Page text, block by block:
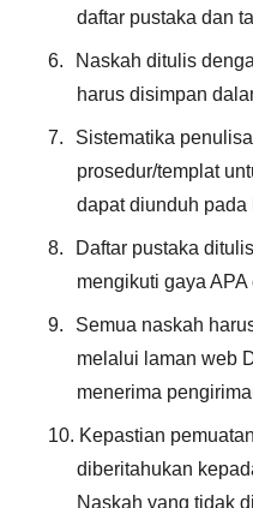
daftar pustaka dan
6.
Naskah ditulis
harus disimpan
7.
Sistematika
prosedur/templat
dapat diunduh pada
8.
Daftar pustaka
mengikuti gaya APA
9.
Semua naskah
melalui laman web
menerima
10. Kepastian
diberitahukan
Naskah yang tidak